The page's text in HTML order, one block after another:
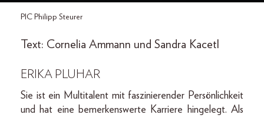
PIC Philipp Steurer
Text: Cornelia Ammann und Sandra Kacetl
ERIKA PLUHAR
Sie ist ein Multitalent mit faszinierender Persönlichkeit
und hat eine bemerkenswerte Karriere hingelegt. Als